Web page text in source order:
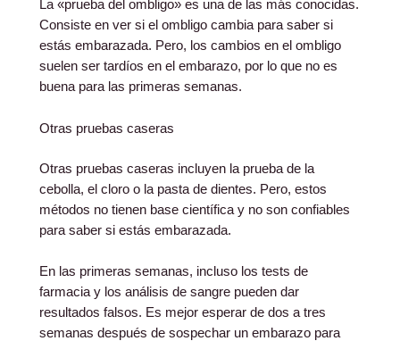
La «prueba del ombligo» es una de las más conocidas.
Consiste en ver si el ombligo cambia para saber si
estás embarazada. Pero, los cambios en el ombligo
suelen ser tardíos en el embarazo, por lo que no es
buena para las primeras semanas.
Otras pruebas caseras
Otras pruebas caseras incluyen la prueba de la
cebolla, el cloro o la pasta de dientes. Pero, estos
métodos no tienen base científica y no son confiables
para saber si estás embarazada.
En las primeras semanas, incluso los tests de
farmacia y los análisis de sangre pueden dar
resultados falsos. Es mejor esperar de dos a tres
semanas después de sospechar un embarazo para